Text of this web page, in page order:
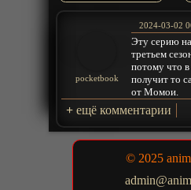
pocketbook
2024-03-02
Эту серию
третьем
потому что
получит то
от Момои.
+ ещё комментарии
© 2025